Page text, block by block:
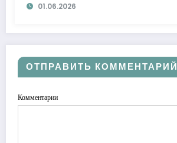
01.06.2026
ОТПРАВИТЬ КОММЕНТАРИЙ
Комментарии